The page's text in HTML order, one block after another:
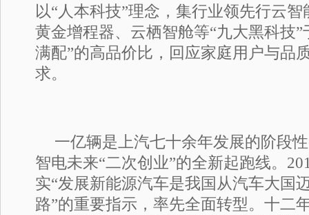
以“人本科技”理念，集行业领先行云
黄金增程器、云栖智舱等“九大黑科技
满配”的高品价比，回应家庭用户与品
求。
一亿辆是上汽七十余年发展的阶段
智电未来“二次创业”的全新起跑线。
实“发展新能源汽车是我国从汽车大国
路”的重要指示，率先全面转型。十二